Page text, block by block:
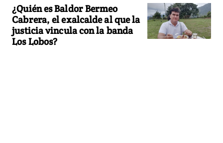
¿Quién es Baldor Bermeo
Cabrera, el exalcalde al que la
justicia vincula con la banda
Los Lobos?